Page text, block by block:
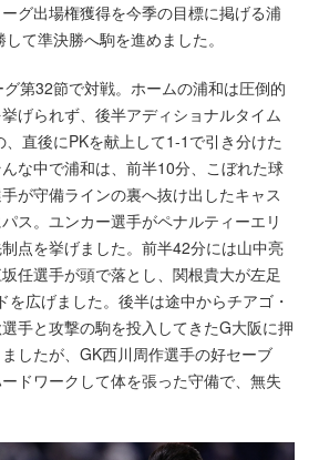
グ出場権獲得を今季の目標に掲げる浦
て準決勝へ駒を進めました。
第32節で対戦。ホームの浦和は圧倒的
げられず、後半アディショナルタイム
直後にPKを献上して1-1で引き分けた
な中で浦和は、前半10分、こぼれた球
が守備ラインの裏へ抜け出したキャス
ス。ユンカー選手がペナルティーエリ
点を挙げました。前半42分には山中亮
任選手が頭で落とし、関根貴大が左足
を広げました。後半は途中からチアゴ・
手と攻撃の駒を投入してきたG大阪に押
したが、GK西川周作選手の好セーブ
ドワークして体を張った守備で、無失